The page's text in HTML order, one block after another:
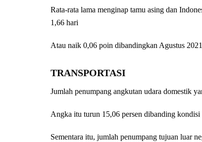
Rata-rata lama menginap tamu asing dan
1,66 hari
Atau naik 0,06 poin dibandingkan Agustus
TRANSPORTASI
Jumlah penumpang angkutan udara domestik
Angka itu turun 15,06 persen dibanding kondisi
Sementara itu, jumlah penumpang tujuan luar